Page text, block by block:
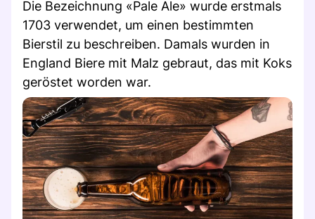
Die Bezeichnung «Pale Ale» wurde erstmals
1703 verwendet, um einen bestimmten
Bierstil zu beschreiben. Damals wurden in
England Biere mit Malz gebraut, das mit Koks
geröstet worden war.